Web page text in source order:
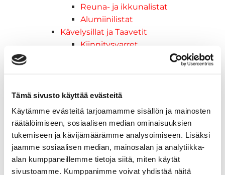
Tämä sivusto käyttää evästeitä
Käytämme evästeitä tarjoamamme sisällön ja mainosten
räätälöimiseen, sosiaalisen median ominaisuuksien
tukemiseen ja kävijämäärämme analysoimiseen. Lisäksi
jaamme sosiaalisen median, mainosalan ja analytiikka-
alan kumppaneillemme tietoja siitä, miten käytät
sivustoamme. Kumppanimme voivat yhdistää näitä
Reuna- ja ikkunalistat
Alumiinilistat
Kävelysillat ja Taavetit
Kiinnitysvarret
Kuljetusramppien tarvikkeet
Kädensija, metallia
Taavetit
Venetuolit ja -tuolinjalat
Liukukoneistot
Tuolinjalat
Tuolit